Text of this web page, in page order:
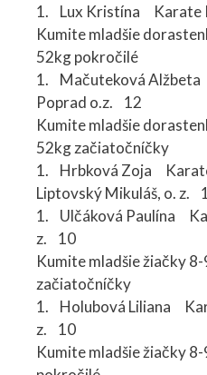
1. Lux Kristína Karate
Kumite mladšie
52kg pokročilé
1. Mačuteková
Poprad o.z. 12
Kumite mladšie
52kg začiatočníčky
1. Hrbková Zoja
Liptovský Mikuláš, o. z.
1. Ulčáková Paulína
z. 10
Kumite mladšie žiačky
začiatočníčky
1. Holubová Liliana
z. 10
Kumite mladšie žiačky